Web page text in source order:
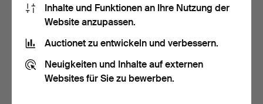
Steinplatte, verchromtes
Beendet 26. Jun 2025
BIRKENHOLZ, erste Hälfte
d…
Beendet 14. Jun 2025
Inhalte und Funktionen an Ihre Nutzung der
Website anzupassen.
Auctionet zu entwickeln und verbessern.
Neuigkeiten und Inhalte auf externen
Websites für Sie zu bewerben.